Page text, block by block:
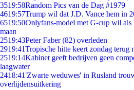
3519:58Random Pics van de Dag #1979
4619:57Trump wil dat J.D. Vance hem in
6519:50Onlyfans-model met G-cup wil als
maan
2519:43Peter Faber (82) overleden
2919:41Tropische hitte keert zondag terug
2519:14Kabinet geeft bedrijven geen
laagwater
2418:41'Zwarte weduwes' in Rusland
overlijdensuitkering